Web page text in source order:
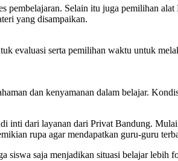
pembelajaran. Selain itu juga pemilihan
yang disampaikan.
evaluasi serta pemilihan waktu untuk
dan kenyamanan dalam belajar.
inti dari layanan dari Privat Bandung.
rupa agar mendapatkan guru-guru
siswa saja menjadikan situasi belajar lebih